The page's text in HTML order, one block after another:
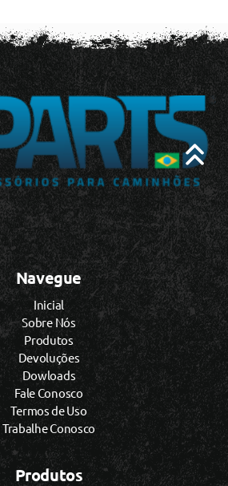
Navegue
Inicial
Sobre Nós
Produtos
Devoluções
Dowloads
Fale Conosco
Termos de Uso
Trabalhe Conosco
Produtos